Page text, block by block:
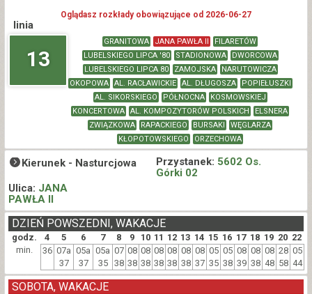
Oglądasz rozkłady obowiązujące od 2026-06-27
linia
13
GRANITOWA JANA PAWŁA II
FILARETÓW
LUBELSKIEGO LIPCA '80
STADIONOWA
DWORCOWA
LUBELSKIEGO LIPCA 80
ZAMOJSKA
NARUTOWICZA
OKOPOWA
AL. RACŁAWICKIE AL. DŁUGOSZA
POPIEŁUSZKI
AL. SIKORSKIEGO
PÓŁNOCNA
KOSMOWSKIEJ
KONCERTOWA
AL. KOMPOZYTORÓW POLSKICH
ELSNERA
ZWIĄZKOWA
RAPACKIEGO BURSAKI
WĘGLARZA
KŁOPOTOWSKIEGO
ORZECHOWA
Kierunek - Nasturcjowa Przystanek: 5602 Os.
Górki 02
Ulica: JANA
PAWŁA II
godz. 4 5 6 7 8 9 10 11 12 13 14 15 16 17 18 19 20 22
DZIEŃ POWSZEDNI, WAKACJE
min. 36 07a
37
05a
37
05a
35
07
38
08
38
08
38
08
38
08
38
08
38
08
37
05
35
05
38
08
39
08
38
08
48
28
58
05
44
SOBOTA, WAKACJE